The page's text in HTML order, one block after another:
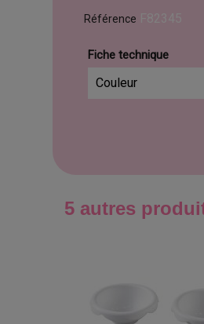
Référence
Fiche technique
Couleur
5 autres